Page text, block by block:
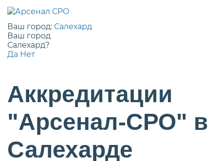
Ваш город: Салехард
Ваш город
Салехард?
Да Нет
Аккредитации
"Арсенал-СРО" в
Салехарде